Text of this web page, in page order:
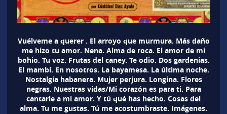
Vuélveme a querer . El arroyo que murmura. Más daño
me hizo tu amor. Nena. Alma de roca. El amor de mi
bohio. Tu voz. Frutas del caney. Te odio. Dos gardenias.
El mambí. En nosotros. La bayamesa. La última noche.
Nostalgia habanera. Mujer perjura. Longina. Flores
negras. Nuestras vidas/Mi corazón es para ti. Para
cantarle a mi amor. Y tú qué has hecho. Cosas del
alma. Tu me gustas. Tú me acostumbraste. Imágenes.